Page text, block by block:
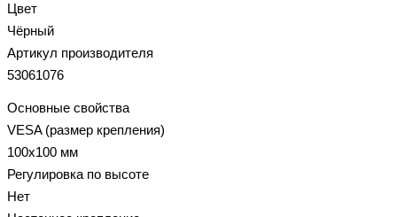
Цвет
Чёрный
Артикул производителя
53061076
Основные свойства
VESA (размер крепления)
100x100 мм
Регулировка по высоте
Нет